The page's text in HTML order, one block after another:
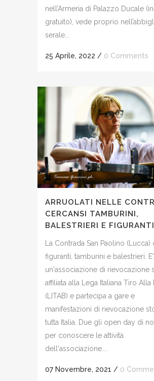
nell’Armeria di Palazzo Ducale
gratuito), vede proprio
serale...
25 Aprile, 2022 / 0 Comments
ARRUOLATI NELLE
CERCANSI TAMBURINI,
BALESTRIERI E FIGURANTI
La Contrada San Paolino (Lucca)
figuranti, tamburini e balestrieri. E'
un'associazione di rievocazione
affiliata alla Lega Italiana Tiro Alla
(LITAB) e partecipa a gare e
manifestazioni di rievocazione
tutta Italia. Due gli open day di
per conoscere le attività
dell'associazione....
07 Novembre, 2021 / 0